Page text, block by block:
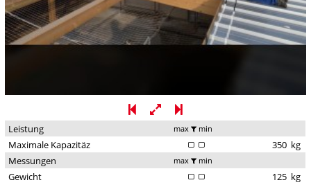
Leistung max min
Maximale Kapazitäz 350 kg
Messungen
max min
Gewicht 125 kg